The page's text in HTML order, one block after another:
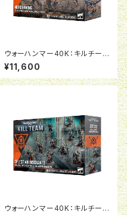
ウォーハンマー40K：キルチー
ム：マーダーウィング
¥11,600
ウォーハンマー40K：キルチー